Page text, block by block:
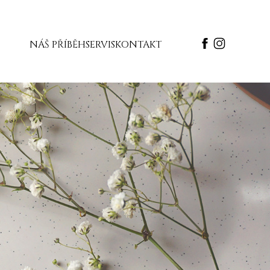
NÁŠ PŘÍBĚHSERVISKONTAKT